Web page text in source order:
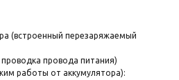
(встроенный перезаряжаемый
провода питания)
работы от аккумулятора):